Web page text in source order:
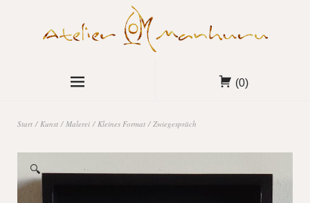
(0)
Start / Kunst / Malerei / Kleines Format / Zwiegespräch
🔍